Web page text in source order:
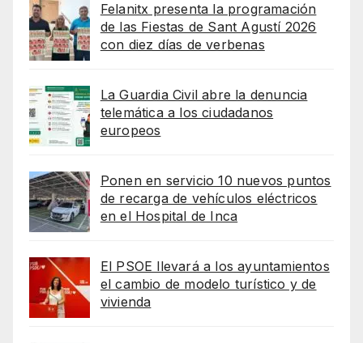
Felanitx presenta la programación
de las Fiestas de Sant Agustí 2026
con diez días de verbenas
La Guardia Civil abre la denuncia
telemática a los ciudadanos
europeos
Ponen en servicio 10 nuevos puntos
de recarga de vehículos eléctricos
en el Hospital de Inca
El PSOE llevará a los ayuntamientos
el cambio de modelo turístico y de
vivienda